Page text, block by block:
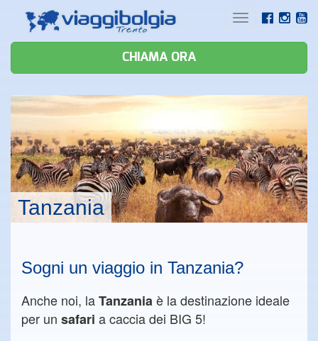
Toggle
CHIAMA ORA
Tanzania
Sogni un viaggio in Tanzania?
Anche noi, laTanzaniaè la destinazione ideale
per un safari a caccia dei BIG 5!